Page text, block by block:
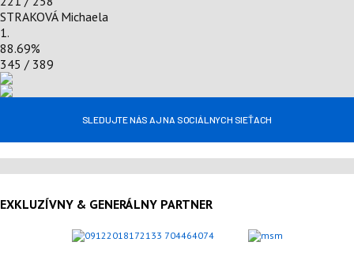
STRAKOVÁ Michaela
1.
88.69%
345 / 389
SLEDUJTE NÁS AJ NA SOCIÁLNYCH SIEŤACH
EXKLUZÍVNY & GENERÁLNY PARTNER